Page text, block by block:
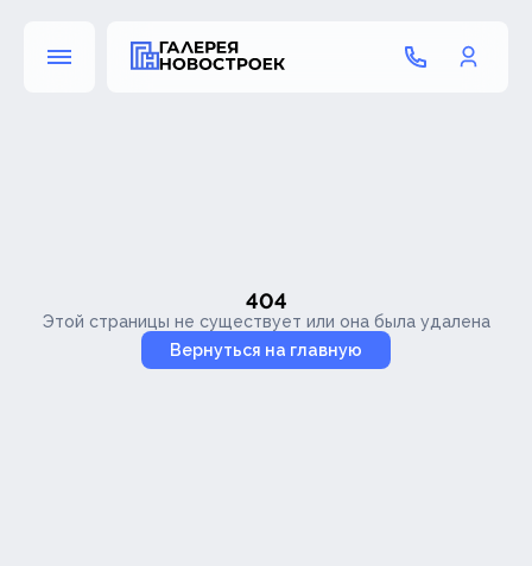
404
Этой страницы не существует или она была удалена
Вернуться на главную